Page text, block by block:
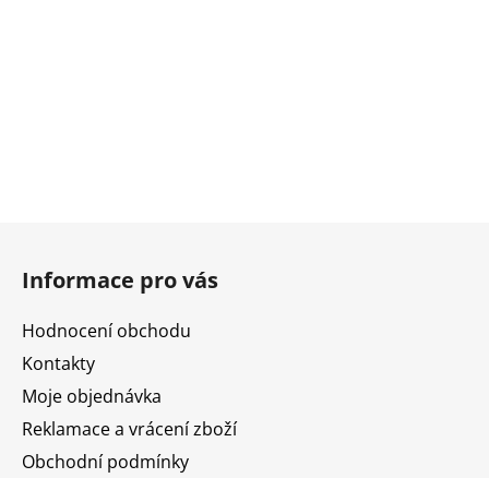
Informace pro vás
Hodnocení obchodu
Kontakty
Moje objednávka
Reklamace a vrácení zboží
Obchodní podmínky